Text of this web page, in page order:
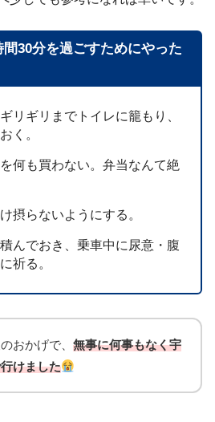
間30分を過ごすためにやった
リギリまでトイレに籠もり、
く。
何も買わない。弁当なんて絶
摂らないようにする。
んでおき、乗車中に尿意・腹
祈る。
おかげで、 無事に何事もなく宇
けました